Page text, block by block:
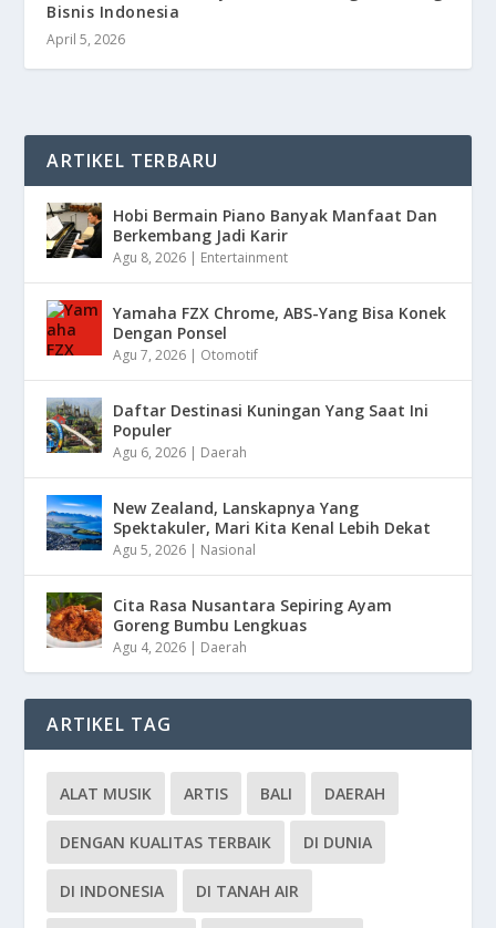
Bisnis Indonesia
April 5, 2026
ARTIKEL TERBARU
Hobi Bermain Piano Banyak Manfaat Dan
Berkembang Jadi Karir
Agu 8, 2026 | Entertainment
Yamaha FZX Chrome, ABS-Yang Bisa Konek
Dengan Ponsel
Agu 7, 2026 | Otomotif
Daftar Destinasi Kuningan Yang Saat Ini
Populer
Agu 6, 2026 | Daerah
New Zealand, Lanskapnya Yang
Spektakuler, Mari Kita Kenal Lebih Dekat
Agu 5, 2026 | Nasional
Cita Rasa Nusantara Sepiring Ayam
Goreng Bumbu Lengkuas
Agu 4, 2026 | Daerah
ARTIKEL TAG
ALAT MUSIK ARTIS BALI DAERAH
DENGAN KUALITAS TERBAIK DI DUNIA
DI INDONESIA DI TANAH AIR